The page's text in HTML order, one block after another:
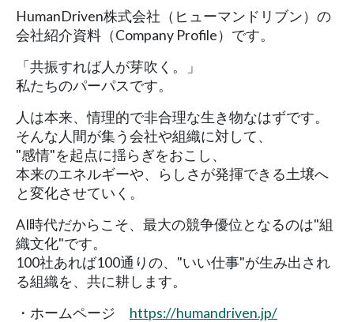
HumanDriven株式会社（ヒューマンドリブン）の
会社紹介資料（Company Profile）です。
「共振すれば人が芽吹く。」
私たちのパーパスです。
人は本来、情理的で非合理な生き物なはずです。
そんな人間が集う会社や組織に対して、
"感情"を起点に揺らぎをおこし、
本来のエネルギーや、らしさが発揮できる土壌へ
と変化させていく。
AI時代だからこそ、最大の競争優位となるのは"組
織文化"です。
100社あれば100通りの、"いい仕事"が生み出され
る組織を、共に耕します。
・ホームページ https://humandriven.jp/